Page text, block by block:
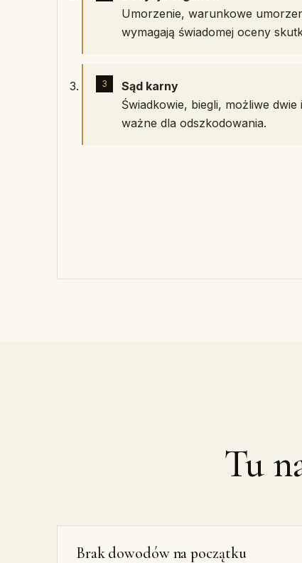
Umorzenie, warunkowe
wymagają świadomej oceny
Sąd karny
Świadkowie, biegli, możliwe dwie
ważne dla odszkodowania.
Tu
Brak dowodów na początku